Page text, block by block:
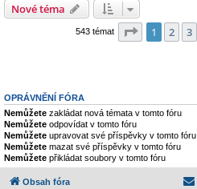
Nové téma
543 témat Stránka z
1 2 3
OPRÁVNĚNÍ FÓRA
Nemůžete zakládat nová témata v tomto fóru
Nemůžete odpovídat v tomto fóru
Nemůžete upravovat své příspěvky v tomto fóru
Nemůžete mazat své příspěvky v tomto fóru
Nemůžete přikládat soubory v tomto fóru
Obsah fóra